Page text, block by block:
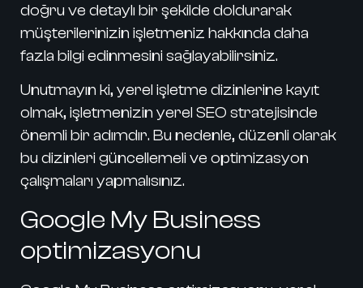
doğru ve detaylı bir şekilde doldurarak
müşterilerinizin işletmeniz hakkında daha
fazla bilgi edinmesini sağlayabilirsiniz.
Unutmayın ki, yerel işletme dizinlerine kayıt
olmak, işletmenizin yerel SEO stratejisinde
önemli bir adımdır. Bu nedenle, düzenli olarak
bu dizinleri güncellemeli ve optimizasyon
çalışmaları yapmalısınız.
Google My Business
optimizasyonu